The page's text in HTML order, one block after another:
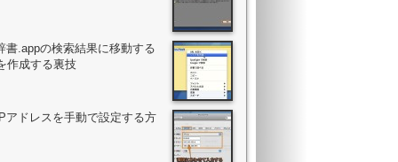
書.appの検索結果に移動する
作成する裏技
アドレスを手動で設定する方